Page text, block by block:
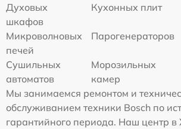
Духовых
шкафов
Кухонных плит
Микроволновых
печей
Парогенераторов
Сушильных
автоматов
Морозильных
камер
Мы занимаемся ремонтом и
обслуживанием техники Bosch по
гарантийного периода. Наш центр в